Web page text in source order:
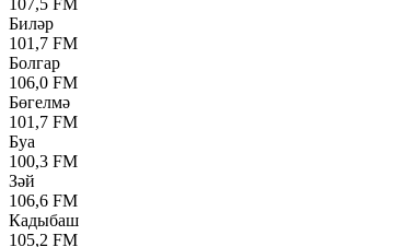
107,5 FM
Биләр
101,7 FM
Болгар
106,0 FM
Бөгелмә
101,7 FM
Буа
100,3 FM
Зәй
106,6 FM
Кадыбаш
105,2 FM